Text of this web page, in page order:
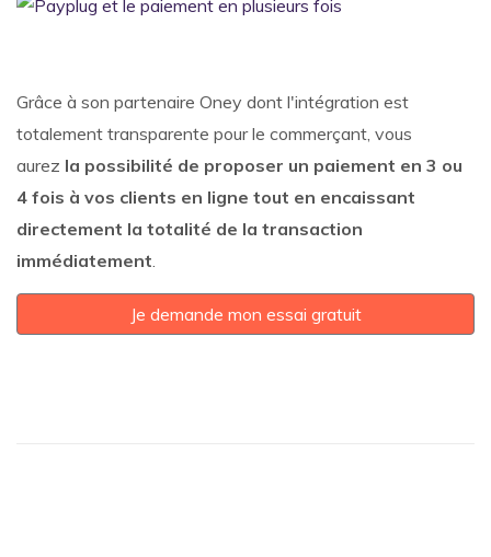
Grâce à son partenaire Oney dont l'intégration est
totalement transparente pour le commerçant, vous
aurez la possibilité de proposer un paiement en 3 ou
4 fois à vos clients en ligne tout en encaissant
directement la totalité de la transaction
immédiatement.
Je demande mon essai gratuit